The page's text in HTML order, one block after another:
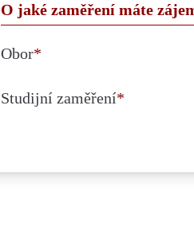
O jaké zaměření máte
Obor*
Studijní zaměření*